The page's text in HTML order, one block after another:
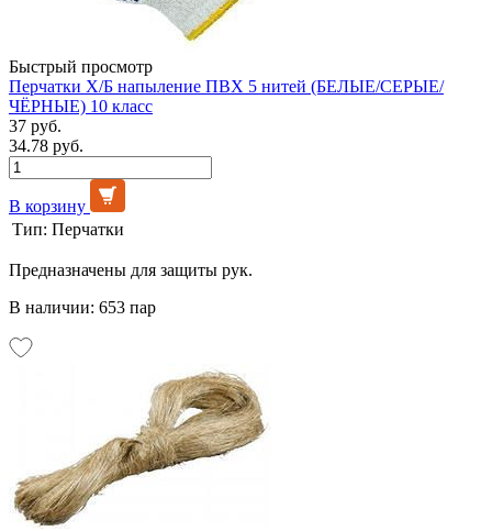
Быстрый просмотр
Перчатки Х/Б напыление ПВХ 5 нитей (БЕЛЫЕ/СЕРЫЕ/
ЧЁРНЫЕ) 10 класс
37 руб.
34.78 руб.
В корзину
Тип: Перчатки
Предназначены для защиты рук.
В наличии: 653 пар